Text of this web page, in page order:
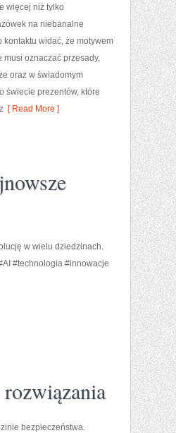
więcej niż tylko
na niebanalne
widać, że motywem
musi oznaczać przesady,
oraz w świadomym
świecie prezentów, które
[ Read More ]
w wielu dziedzinach.
#technologia #innowacje
bezpieczeństwa.